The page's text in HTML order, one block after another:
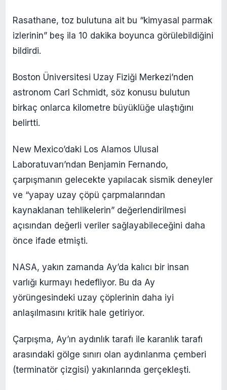
Rasathane, toz bulutuna ait bu “kimyasal parmak
izlerinin” beş ila 10 dakika boyunca görülebildiğini
bildirdi.
Boston Üniversitesi Uzay Fiziği Merkezi’nden
astronom Carl Schmidt, söz konusu bulutun
birkaç onlarca kilometre büyüklüğe ulaştığını
belirtti.
New Mexico’daki Los Alamos Ulusal
Laboratuvarı’ndan Benjamin Fernando,
çarpışmanın gelecekte yapılacak sismik deneyler
ve “yapay uzay çöpü çarpmalarından
kaynaklanan tehlikelerin” değerlendirilmesi
açısından değerli veriler sağlayabileceğini daha
önce ifade etmişti.
NASA, yakın zamanda Ay’da kalıcı bir insan
varlığı kurmayı hedefliyor. Bu da Ay
yörüngesindeki uzay çöplerinin daha iyi
anlaşılmasını kritik hale getiriyor.
Çarpışma, Ay’ın aydınlık tarafı ile karanlık tarafı
arasındaki gölge sınırı olan aydınlanma çemberi
(terminatör çizgisi) yakınlarında gerçekleşti.